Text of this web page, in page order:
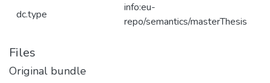
dc.type
info:eu-
repo/semantics/masterThesis
Files
Original bundle